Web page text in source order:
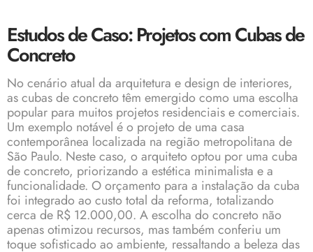
Estudos de Caso: Projetos com Cubas de
Concreto
No cenário atual da arquitetura e design de interiores,
as cubas de concreto têm emergido como uma escolha
popular para muitos projetos residenciais e comerciais.
Um exemplo notável é o projeto de uma casa
contemporânea localizada na região metropolitana de
São Paulo. Neste caso, o arquiteto optou por uma cuba
de concreto, priorizando a estética minimalista e a
funcionalidade. O orçamento para a instalação da cuba
foi integrado ao custo total da reforma, totalizando
cerca de R$ 12.000,00. A escolha do concreto não
apenas otimizou recursos, mas também conferiu um
toque sofisticado ao ambiente, ressaltando a beleza das